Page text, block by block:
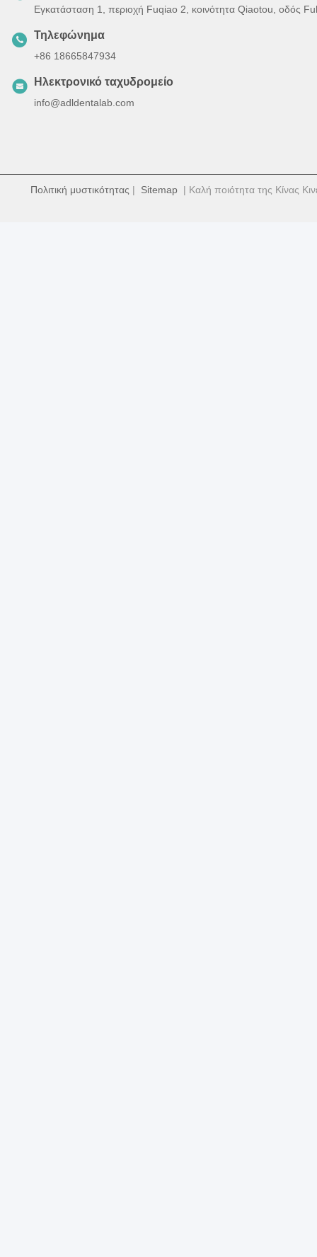
Εγκατάσταση 1, περιοχή Fuqiao 2, κοινότητα Qiaotou, οδός
Τηλεφώνημα
+86 18665847934
Ηλεκτρονικό ταχυδρομείο
info@adldentalab.com
Πολιτική μυστικότητας | Sitemap | Καλή ποιότητα της Κίνας